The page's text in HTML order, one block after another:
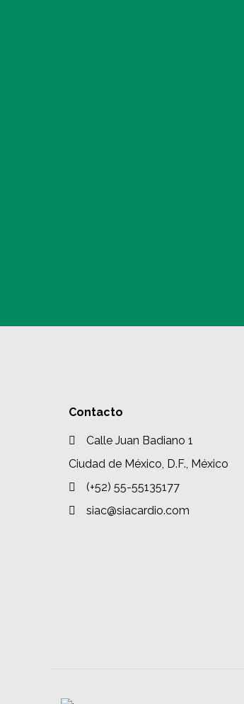
Contacto
Calle Juan Badiano 1
Ciudad de México, D.F., México
(+52) 55-55135177
siac@siacardio.com